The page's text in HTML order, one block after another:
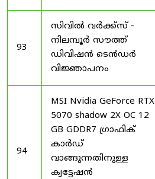
93
സിവിൽ വർക്ക്സ് -
നിലമ്പൂർ സൗത്ത്
ഡിവിഷൻ ടെൻഡർ
വിജ്ഞാപനം
94
MSI Nvidia GeForce RTX
5070 shadow 2X OC 12
GB GDDR7 ഗ്രാഫിക്
കാർഡ്
വാങ്ങുന്നതിനുള്ള
ക്വട്ടേഷൻ